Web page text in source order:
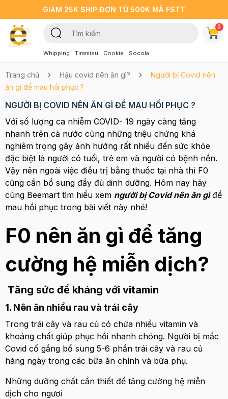
GIẢM 25K SHIP ĐƠN TỪ 500K MÃ FSTT
Whipping Tiramisu Cookie Socola
0
Trang chủ Hậu covid nên ăn gì?
Người bị Covid nên
ăn gì để mau hồi phục ?
NGƯỜI BỊ COVID NÊN ĂN GÌ ĐỂ MAU HỒI PHỤC ?
Với số lượng ca nhiễm COVID- 19 ngày càng tăng
nhanh trên cả nước cùng những triệu chứng khá
nghiêm trọng gây ảnh hưởng rất nhiều đến sức khỏe
đặc biệt là người có tuổi, trẻ em và người có bệnh nền.
Vậy nên ngoài việc điều trị bằng thuốc tại nhà thì F0
cũng cần bổ sung đầy đủ dinh dưỡng. Hôm nay hãy
cùng Beemart tìm hiểu xem người bị Covid nên ăn gìđể
mau hồi phục trong bài viết này nhé!
F0 nên ăn gì để tăng
cường hệ miễn dịch?
Tăng sức đề kháng với vitamin
1. Nên ăn nhiều rau và trái cây
Trong trái cây và rau củ có chứa nhiều vitamin và
khoáng chất giúp phục hồi nhanh chóng. Người bị mắc
Covid cố gắng bổ sung 5-6 phần trái cây và rau củ
hàng ngày trong các bữa ăn chính và bữa phụ.
Những dưỡng chất cần thiết để tăng cường hệ miễn
dịch cho ngươi